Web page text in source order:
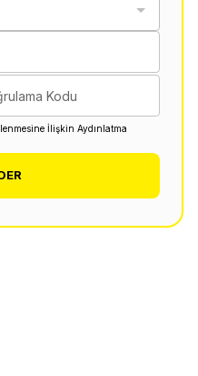
Kodu
İlişkin Aydınlatma